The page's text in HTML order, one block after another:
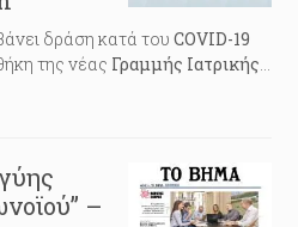
δράση κατά τουCOVID-19
της νέας Γραμμής Ιατρικής
Μη Κυβερνητικές
ανθρώπων που ανήκουν σε
και ανακούφιση
–